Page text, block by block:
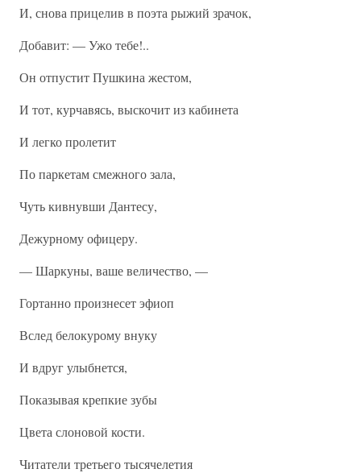
И, снова прицелив в поэта рыжий зрачок,
Добавит: — Ужо тебе!..
Он отпустит Пушкина жестом,
И тот, курчавясь, выскочит из кабинета
И легко пролетит
По паркетам смежного зала,
Чуть кивнувши Дантесу,
Дежурному офицеру.
— Шаркуны, ваше величество, —
Гортанно произнесет эфиоп
Вслед белокурому внуку
И вдруг улыбнется,
Показывая крепкие зубы
Цвета слоновой кости.
Читатели третьего тысячелетия